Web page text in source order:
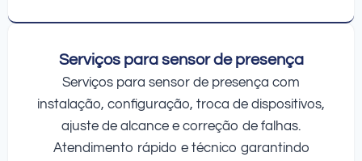
Serviços para sensor de presença
Serviços para sensor de presença com
instalação, configuração, troca de dispositivos,
ajuste de alcance e correção de falhas.
Atendimento rápido e técnico garantindo